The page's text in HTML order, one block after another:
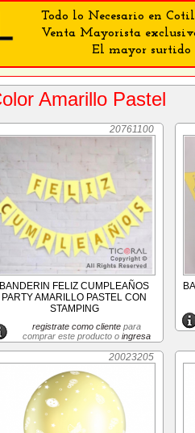
Todo lo Necesario en
Venta Mayorista
El mayor surtido
Color Amarillo Pastel
20761100
BANDERIN FELIZ CUMPLEAÑOS
PARTY AMARILLO PASTEL CON
STAMPING
registrate como clientepara
comprar este producto o ingresa
20023205